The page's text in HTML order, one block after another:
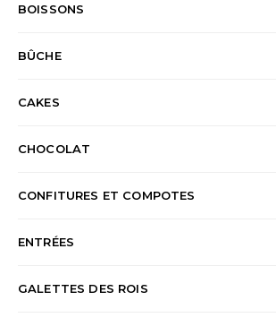
BOISSONS
BÛCHE
CAKES
CHOCOLAT
CONFITURES ET COMPOTES
ENTRÉES
GALETTES DES ROIS